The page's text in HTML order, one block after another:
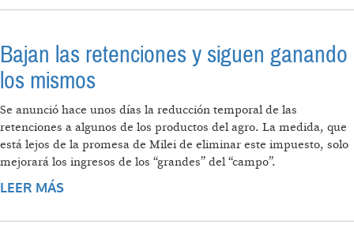
Bajan las retenciones y siguen ganando
los mismos
Se anunció hace unos días la reducción temporal de las
retenciones a algunos de los productos del agro. La medida, que
está lejos de la promesa de Milei de eliminar este impuesto, solo
mejorará los ingresos de los “grandes” del “campo”.
LEER MÁS